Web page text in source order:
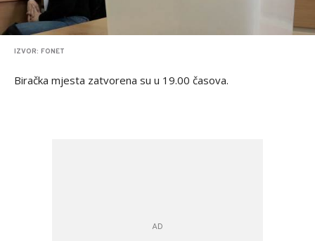
IZVOR: FONET
Biračka mjesta zatvorena su u 19.00 časova.